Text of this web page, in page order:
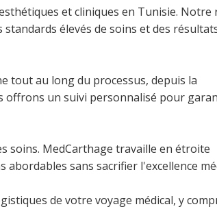
et cliniques en Tunisie. Notre
élevés de soins et des
tout au long du processus, depuis la
un suivi personnalisé pour
soins. MedCarthage travaille en étroite
sans sacrifier l'excellence
de votre voyage médical, y